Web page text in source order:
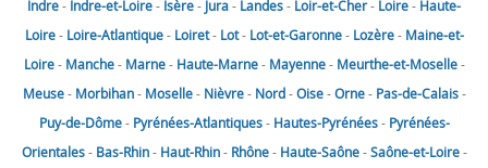
Indre- Indre-et-Loire- Isère- Jura- Landes- Loir-et-Cher- Loire- Haute-
Loire- Loire-Atlantique- Loiret- Lot- Lot-et-Garonne- Lozère- Maine-et-
Loire- Manche- Marne- Haute-Marne- Mayenne- Meurthe-et-Moselle-
Meuse- Morbihan- Moselle- Nièvre- Nord-Oise-Orne- Pas-de-Calais-
Puy-de-Dôme- Pyrénées-Atlantiques- Hautes-Pyrénées- Pyrénées-
Orientales- Bas-Rhin- Haut-Rhin- Rhône- Haute-Saône-Saône-et-Loire-